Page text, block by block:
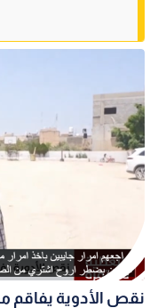
نقص الأدوية يفاقم